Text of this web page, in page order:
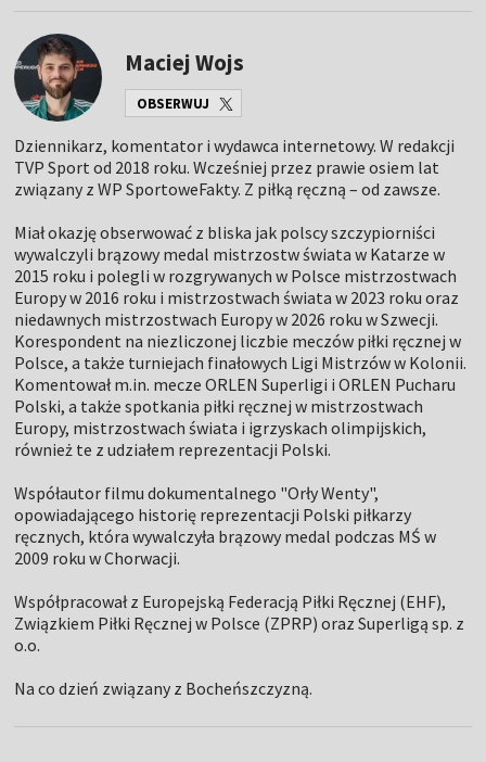
Maciej Wojs
OBSERWUJ
Dziennikarz, komentator i wydawca internetowy. W redakcji
TVP Sport od 2018 roku. Wcześniej przez prawie osiem lat
związany z WP SportoweFakty. Z piłką ręczną – od zawsze.
Miał okazję obserwować z bliska jak polscy szczypiorniści
wywalczyli brązowy medal mistrzostw świata w Katarze w
2015 roku i polegli w rozgrywanych w Polsce mistrzostwach
Europy w 2016 roku i mistrzostwach świata w 2023 roku oraz
niedawnych mistrzostwach Europy w 2026 roku w Szwecji.
Korespondent na niezliczonej liczbie meczów piłki ręcznej w
Polsce, a także turniejach finałowych Ligi Mistrzów w Kolonii.
Komentował m.in. mecze ORLEN Superligi i ORLEN Pucharu
Polski, a także spotkania piłki ręcznej w mistrzostwach
Europy, mistrzostwach świata i igrzyskach olimpijskich,
również te z udziałem reprezentacji Polski.
Współautor filmu dokumentalnego "Orły Wenty",
opowiadającego historię reprezentacji Polski piłkarzy
ręcznych, która wywalczyła brązowy medal podczas MŚ w
2009 roku w Chorwacji.
Współpracował z Europejską Federacją Piłki Ręcznej (EHF),
Związkiem Piłki Ręcznej w Polsce (ZPRP) oraz Superligą sp. z
o.o.
Na co dzień związany z Bocheńszczyzną.